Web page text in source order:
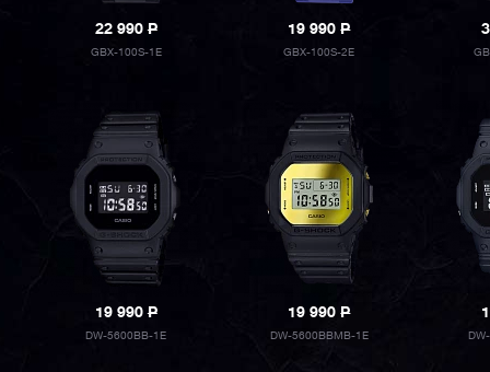
22 990P
GBX-100S-1E
19 990P
GBX-100S-2E
19 990P
DW-5600BB-1E
19 990P
DW-5600BBMB-1E